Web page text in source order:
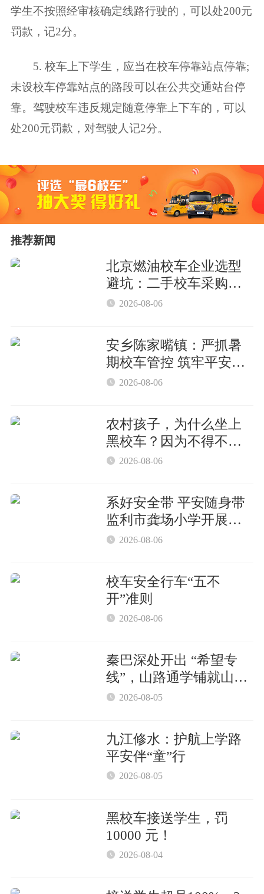
学生不按照经审核确定线路行驶的，可以处200元
罚款，记2分。
5. 校车上下学生，应当在校车停靠站点停靠;
未设校车停靠站点的路段可以在公共交通站台停
靠。驾驶校车违反规定随意停靠上下车的，可以
处200元罚款，对驾驶人记2分。
推荐新闻
北京燃油校车企业选型
避坑：二手校车采购核
心参数与合规要点
 2026-08-06
安乡陈家嘴镇：严抓暑
期校车管控 筑牢平安防
护屏障
 2026-08-06
农村孩子，为什么坐上
黑校车？因为不得不
坐！
 2026-08-06
系好安全带 平安随身带
监利市龚场小学开展校
车交通安全主题教育活
 2026-08-06
校车安全行车“五不
开”准则
 2026-08-06
秦巴深处开出 “希望专
线”，山路通学铺就山区
少年逐梦坦途
 2026-08-05
九江修水：护航上学路
平安伴“童”行
 2026-08-05
黑校车接送学生，罚
10000 元！
 2026-08-04